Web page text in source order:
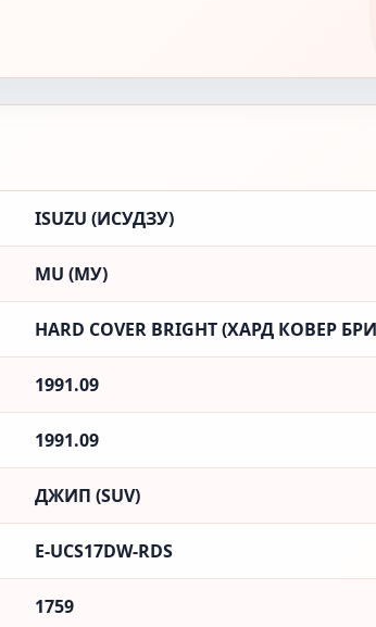
ISUZU (ИСУДЗУ)
MU (МУ)
HARD COVER BRIGHT (ХАРД КОВЕР
1991.09
1991.09
ДЖИП (SUV)
E-UCS17DW-RDS
1759